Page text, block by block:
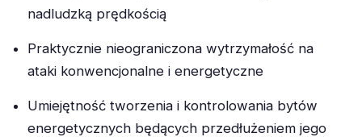
nadludzką prędkością
Praktycznie nieograniczona wytrzymałość na
ataki konwencjonalne i energetyczne
Umiejętność tworzenia i kontrolowania bytów
energetycznych będących przedłużeniem jego